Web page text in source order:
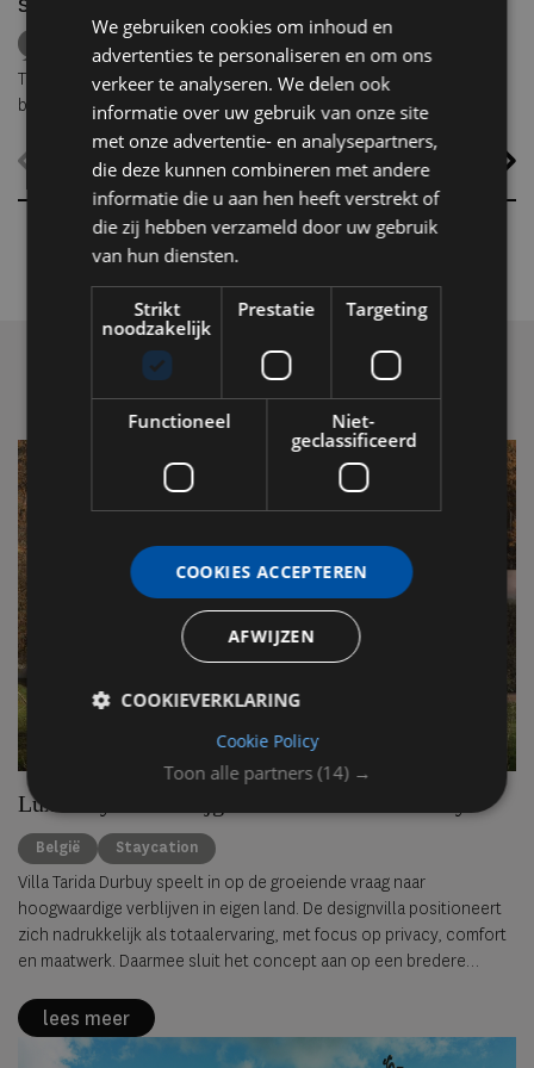
Lapland
Arctische reizen
Terwijl grote delen van Europa zuchten onder hoge temperaturen,
biedt ICEHOTEL in het Zweedse Jukkasjärvi een verrassend
alternatief. Dankzij
ICEHOTEL 365blijft het iconische ijshotel het
hele jaar geopend, waardoor gasten zelfs midden in de zomer
kunnen overnachten in met de hand uit ijs vervaardigde Art Suites.
Luxe staycation krijgt nieuwe vorm in Durbuy
België Staycation
Villa Tarida Durbuy speelt in op de groeiende vraag naar
hoogwaardige verblijven in eigen land. De designvilla positioneert
zich nadrukkelijk als totaalervaring, met focus op privacy, comfort
en maatwerk. Daarmee sluit het concept aan op een bredere
volwaardig luxeproduct.
lees meer
We gebruiken cookies om inhoud en
advertenties te personaliseren en om ons
verkeer te analyseren. We delen ook
informatie over uw gebruik van onze site
met onze advertentie- en analysepartners,
die deze kunnen combineren met andere
informatie die u aan hen heeft verstrekt of
die zij hebben verzameld door uw gebruik
van hun diensten.
Toon alle partners (14) →
Strikt
noodzakelijk
Prestatie Targeting
Functioneel
Niet-
geclassificeerd
COOKIES ACCEPTEREN
AFWIJZEN
COOKIEVERKLARING
Cookie Policy